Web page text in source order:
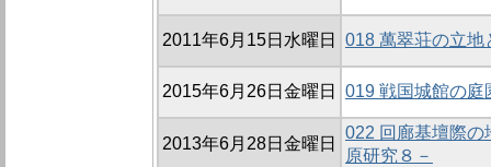
2011年6月15日水曜日 018 萬翠荘の立地
2015年6月26日金曜日 019 戦国城館の庭
2013年6月28日金曜日
022 回廊基壇際の
原研究８－